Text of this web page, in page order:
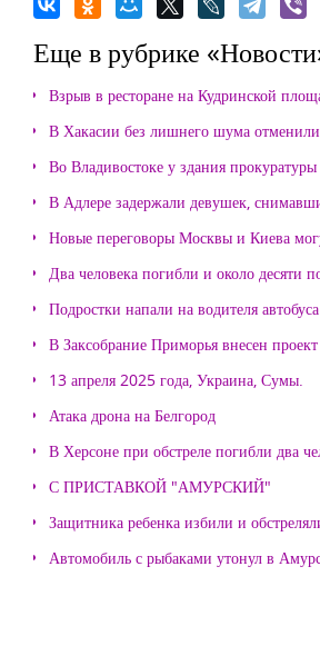
Еще в рубрике
Взрыв в ресторане на Кудринской
В Хакасии без лишнего шума
Во Владивостоке у здания
В Адлере задержали девушек,
Новые переговоры Москвы и Киева
Два человека погибли и около десяти
Подростки напали на водителя
В Заксобрание Приморья внесен
13 апреля 2025 года, Украина, Сумы.
Атака дрона на Белгород
В Херсоне при обстреле погибли два
С ПРИСТАВКОЙ "АМУРСКИЙ"
Защитника ребенка избили и
Автомобиль с рыбаками утонул в